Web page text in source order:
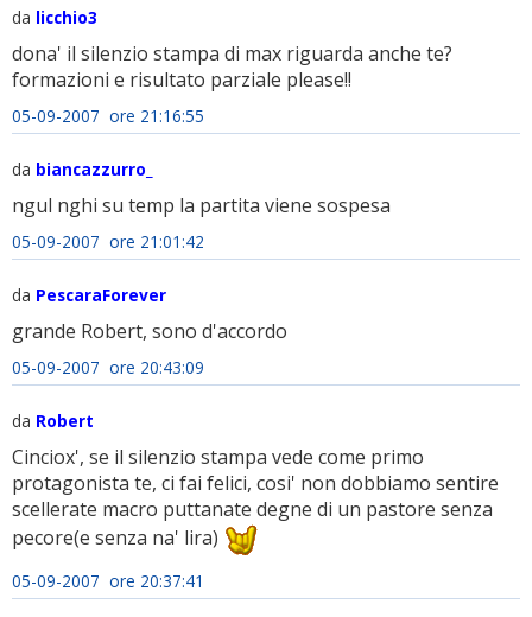
da licchio3
dona' il silenzio stampa di max riguarda anche te?
formazioni e risultato parziale please!!
05-09-2007 ore 21:16:55
da biancazzurro_
ngul nghi su temp la partita viene sospesa
05-09-2007 ore 21:01:42
da PescaraForever
grande Robert, sono d'accordo
05-09-2007 ore 20:43:09
da Robert
Cinciox', se il silenzio stampa vede come primo
protagonista te, ci fai felici, cosi' non dobbiamo sentire
scellerate macro puttanate degne di un pastore senza
pecore(e senza na' lira)
05-09-2007 ore 20:37:41